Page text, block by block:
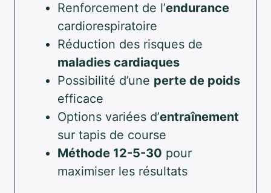
Renforcement de l’endurance
cardiorespiratoire
Réduction des risques de
maladies cardiaques
Possibilité d’une perte de poids
efficace
Options variées d’entraînement
sur tapis de course
Méthode 12-5-30 pour
maximiser les résultats